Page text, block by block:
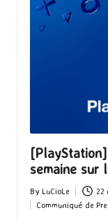
semaine sur
Posted
by
By LuCioLe 22
Posted
Communiqué de